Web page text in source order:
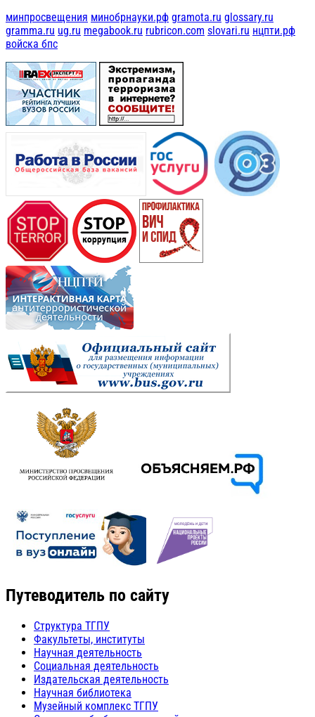
минпросвещения минобрнауки.рф gramota.ru glossary.ru
gramma.ru ug.ru megabook.ru rubricon.com slovari.ru нцпти.рф
войска бпс
Путеводитель по сайту
Структура ТГПУ
Факультеты, институты
Научная деятельность
Социальная деятельность
Издательская деятельность
Научная библиотека
Музейный комплекс ТГПУ